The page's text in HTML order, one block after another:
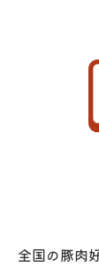
全国の豚肉